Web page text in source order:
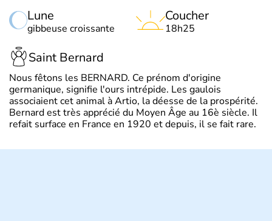
Lune
gibbeuse croissante
Coucher
18h25
Saint Bernard
Nous fêtons les BERNARD. Ce prénom d'origine
germanique, signifie l'ours intrépide. Les gaulois
associaient cet animal à Artio, la déesse de la prospérité.
Bernard est très apprécié du Moyen Âge au 16è siècle. Il
refait surface en France en 1920 et depuis, il se fait rare.